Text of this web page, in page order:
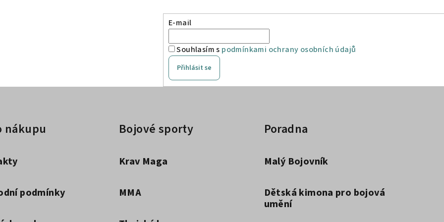
E-mail
Souhlasím s podmínkami ochrany osobních údajů
Přihlásit se
nákupu
podmínky
Bojové sporty
Krav Maga
MMA
Poradna
Malý Bojovník
Dětská kimona pro bojová
umění